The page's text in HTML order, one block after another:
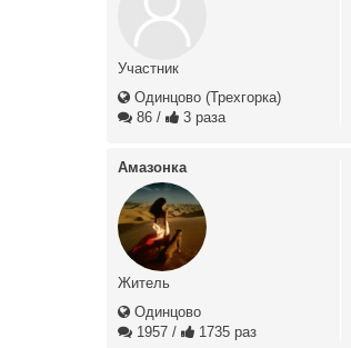
Участник
Одинцово (Трехгорка)
86 / 3 раза
Амазонка
Житель
Одинцово
1957 / 1735 раз